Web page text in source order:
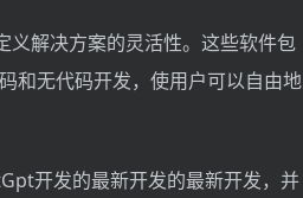
义解决方案的灵活性。这些软件包
和无代码开发，使用户可以自由地
开发的最新开发的最新开发，并